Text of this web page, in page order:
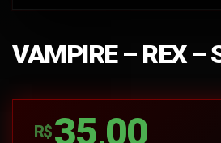
VAMPIRE – REX –
R$ 35,00